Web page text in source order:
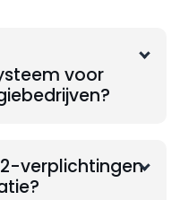
voor
verplichtingen